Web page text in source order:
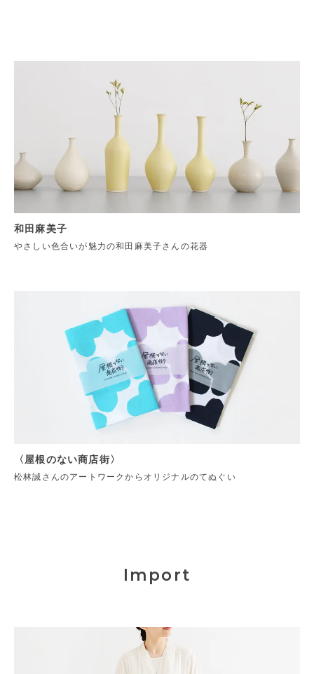
和田麻美子
やさしい色合いが魅力の和田麻美子さんの花器
〈屋根のない商店街〉
松林誠さんのアートワークからオリジナルのてぬぐい
Import